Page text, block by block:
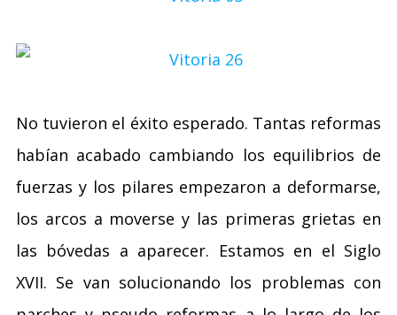
No tuvieron el éxito esperado. Tantas reformas
habían acabado cambiando los equilibrios de
fuerzas y los pilares empezaron a deformarse,
los arcos a moverse y las primeras grietas en
las bóvedas a aparecer. Estamos en el Siglo
XVII. Se van solucionando los problemas con